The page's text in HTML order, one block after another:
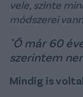
vele, szinte
módszerei
"Ő már 60
szerintem
Mindig is